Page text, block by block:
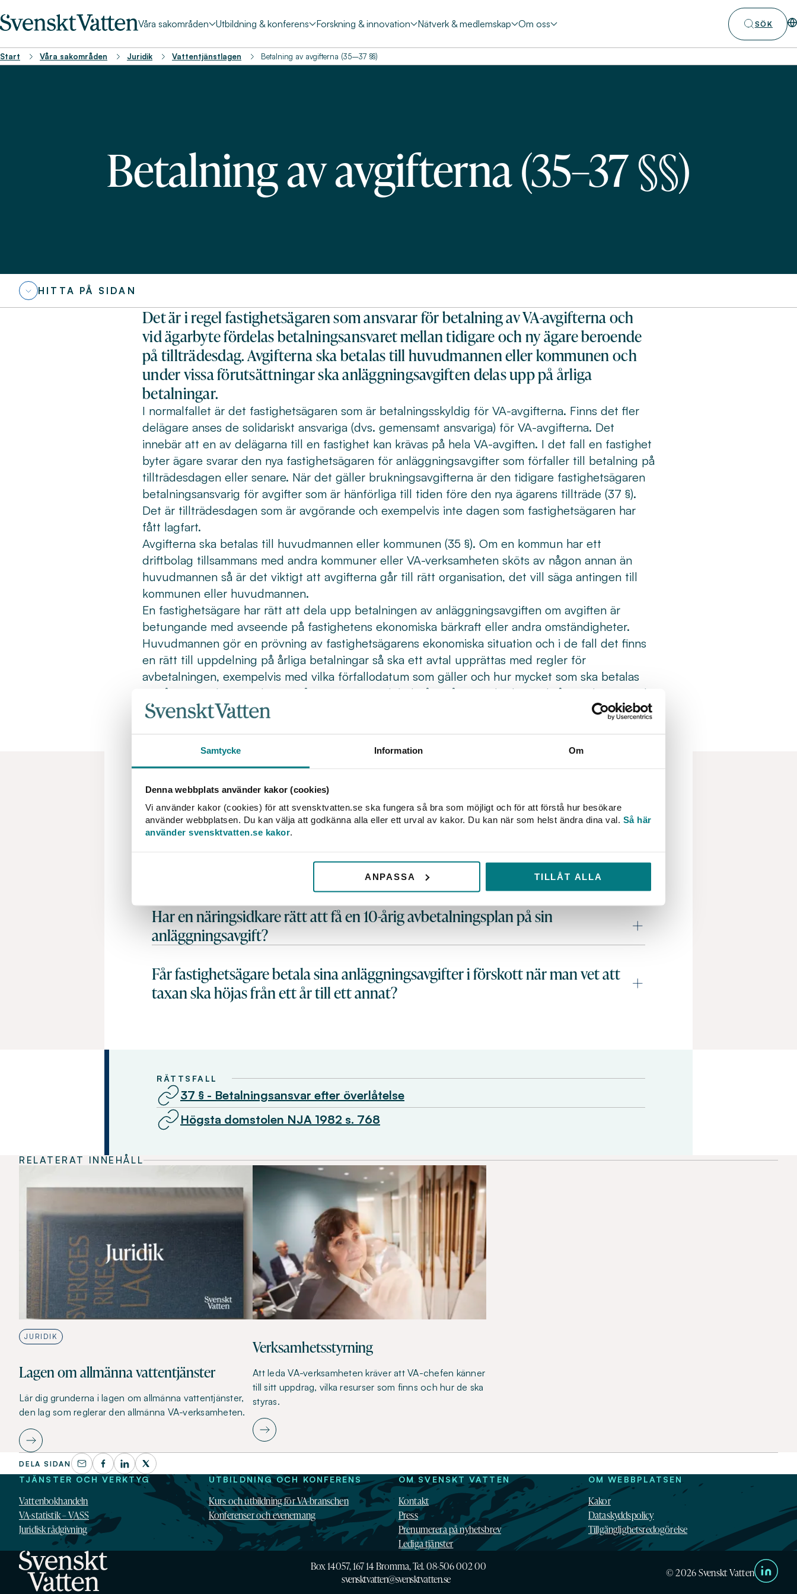
Samtycke Information Om
Denna webbplats använder kakor (cookies)
Vi använder kakor (cookies) för att svensktvatten.se ska fungera så bra som möjligt och för att förstå hur besökare
använder webbplatsen. Du kan välja att godkänna alla eller ett urval av kakor. Du kan när som helst ändra dina val. Så här
använder svensktvatten.se kakor.
ANPASSA TILLÅT ALLA
Våra sakområden Utbildning & konferens Forskning & innovation Nätverk & medlemskap Om oss SÖK
Start Våra sakområden Juridik Vattentjänstlagen Betalning av avgifterna (35–37 §§)
Betalning av avgifterna (35–37 §§)
HITTA PÅ SIDAN
Det är i regel fastighetsägaren som ansvarar för betalning av VA-avgifterna och
vid ägarbyte fördelas betalningsansvaret mellan tidigare och ny ägare beroende
på tillträdesdag. Avgifterna ska betalas till huvudmannen eller kommunen och
under vissa förutsättningar ska anläggningsavgiften delas upp på årliga
betalningar.
I normalfallet är det fastighetsägaren som är betalningsskyldig för VA-avgifterna. Finns det fler
delägare anses de solidariskt ansvariga (dvs. gemensamt ansvariga) för VA-avgifterna. Det
innebär att en av delägarna till en fastighet kan krävas på hela VA-avgiften. I det fall en fastighet
byter ägare svarar den nya fastighetsägaren för anläggningsavgifter som förfaller till betalning på
tillträdesdagen eller senare. När det gäller brukningsavgifterna är den tidigare fastighetsägaren
betalningsansvarig för avgifter som är hänförliga till tiden före den nya ägarens tillträde (37 §).
Det är tillträdesdagen som är avgörande och exempelvis inte dagen som fastighetsägaren har
fått lagfart.
Avgifterna ska betalas till huvudmannen eller kommunen (35 §). Om en kommun har ett
driftbolag tillsammans med andra kommuner eller VA-verksamheten sköts av någon annan än
huvudmannen så är det viktigt att avgifterna går till rätt organisation, det vill säga antingen till
kommunen eller huvudmannen.
En fastighetsägare har rätt att dela upp betalningen av anläggningsavgiften om avgiften är
betungande med avseende på fastighetens ekonomiska bärkraft eller andra omständigheter.
Huvudmannen gör en prövning av fastighetsägarens ekonomiska situation och i de fall det finns
en rätt till uppdelning på årliga betalningar så ska ett avtal upprättas med regler för
avbetalningen, exempelvis med vilka förfallodatum som gäller och hur mycket som ska betalas
per år. Det är bara möjligt att få sin avgift uppdelad på tio år men det kan också vara kortare tid
beroende på vad huvudmannen bestämmer. Huvudmannen har också rätt till en säkerhet som
FRÅGOR OCH SVAR
Hur långt tillbaka i tiden kan huvudmannen kräva betalt av sina VA-kunder?
Kan påminnelseavgift tas ut på påminnelsefaktura?
Har en näringsidkare rätt att få en 10-årig avbetalningsplan på sin
anläggningsavgift?
Får fastighetsägare betala sina anläggningsavgifter i förskott när man vet att
taxan ska höjas från ett år till ett annat?
RÄTTSFALL
37 § - Betalningsansvar efter överlåtelse
Högsta domstolen NJA 1982 s. 768
RELATERAT INNEHÅLL
JURIDIK
Lagen om allmänna vattentjänster
Lär dig grunderna i lagen om allmänna vattentjänster,
den lag som reglerar den allmänna VA-verksamheten.
Verksamhetsstyrning
Att leda VA-verksamheten kräver att VA-chefen känner
till sitt uppdrag, vilka resurser som finns och hur de ska
styras.
DELA SIDAN
TJÄNSTER OCH VERKTYG
Vattenbokhandeln
VA-statistik – VASS
Juridisk rådgivning
UTBILDNING OCH KONFERENS
Kurs och utbildning för VA-branschen
Konferenser och evenemang
OM SVENSKT VATTEN
Kontakt
Press
Prenumerera på nyhetsbrev
Lediga tjänster
OM WEBBPLATSEN
Kakor
Dataskyddspolicy
Tillgänglighetsredogörelse
Box 14057, 167 14 Bromma, Tel. 08-506 002 00
svensktvatten@svensktvatten.se
© 2026 Svenskt Vatten